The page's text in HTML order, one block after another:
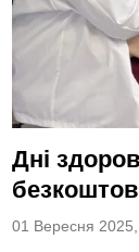
Дні
01 Вересня